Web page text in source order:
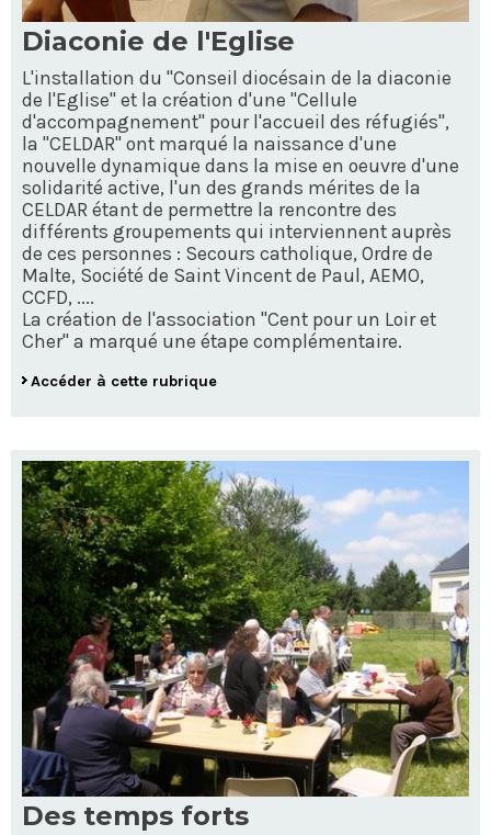
Diaconie de l'Eglise
L'installation du "Conseil diocésain de la diaconie
de l'Eglise" et la création d'une "Cellule
d'accompagnement" pour l'accueil des réfugiés",
la "CELDAR" ont marqué la naissance d'une
nouvelle dynamique dans la mise en oeuvre d'une
solidarité active, l'un des grands mérites de la
CELDAR étant de permettre la rencontre des
différents groupements qui interviennent auprès
de ces personnes : Secours catholique, Ordre de
Malte, Société de Saint Vincent de Paul, AEMO,
CCFD, ....
La création de l'association "Cent pour un Loir et
Cher" a marqué une étape complémentaire.
Accéder à cette rubrique
Des temps forts